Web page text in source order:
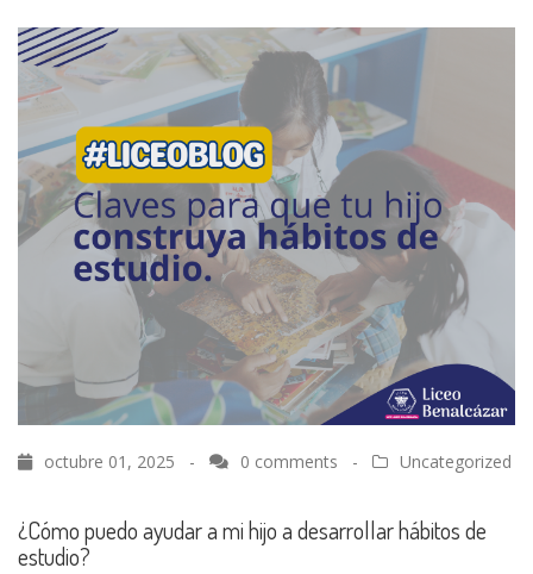
octubre 01, 2025 - 0 comments - Uncategorized
¿Cómo puedo ayudar a mi hijo a desarrollar hábitos de
estudio?